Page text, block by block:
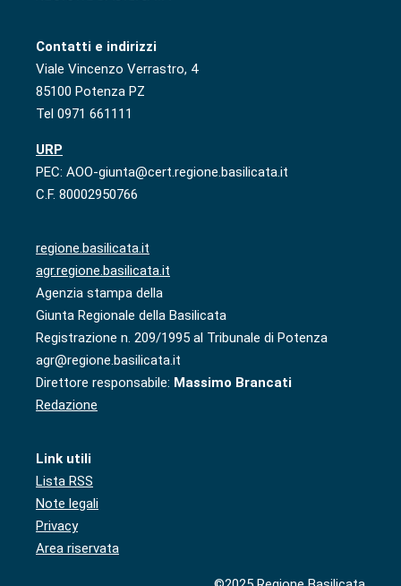
Contatti e indirizzi
Viale Vincenzo Verrastro, 4
85100 Potenza PZ
Tel 0971 661111
URP
PEC: AOO-giunta@cert.regione.basilicata.it
C.F. 80002950766
regione.basilicata.it
agr.regione.basilicata.it
Agenzia stampa della
Giunta Regionale della Basilicata
Registrazione n. 209/1995 al Tribunale di Potenza
agr@regione.basilicata.it
Direttore responsabile: Massimo Brancati
Redazione
Link utili
Lista RSS
Note legali
Privacy
Area riservata